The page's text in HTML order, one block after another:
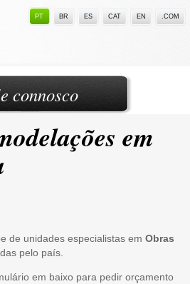
PT BR ES CAT EN .COM
em
de unidades especialistas em Obras
pelo país.
em baixo para pedir orçamento
connosco